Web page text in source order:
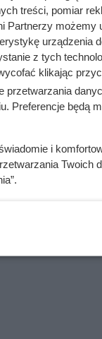
Ten szczegół
Anną. Ten polski
treści, pomiar
Partnerzy możemy
urządzenia
z tych
klikając
przetwarzania
Preferencje będą
i
Twoich